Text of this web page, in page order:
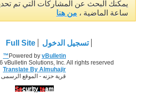
ساعة الماضية ، من هنا
تسجيل الدخول Full Site
Powered by vBulletin™
vBulletin Solutions, Inc. All rights reserved.
Translate By Almuhajir
قرية حزنه - الموقع الرسمى
Security team